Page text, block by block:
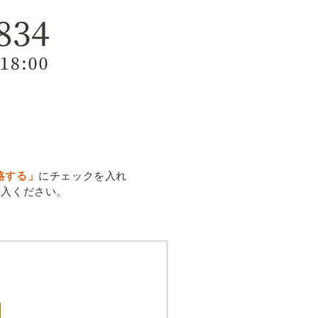
る」 にチェックを入れ
ください。